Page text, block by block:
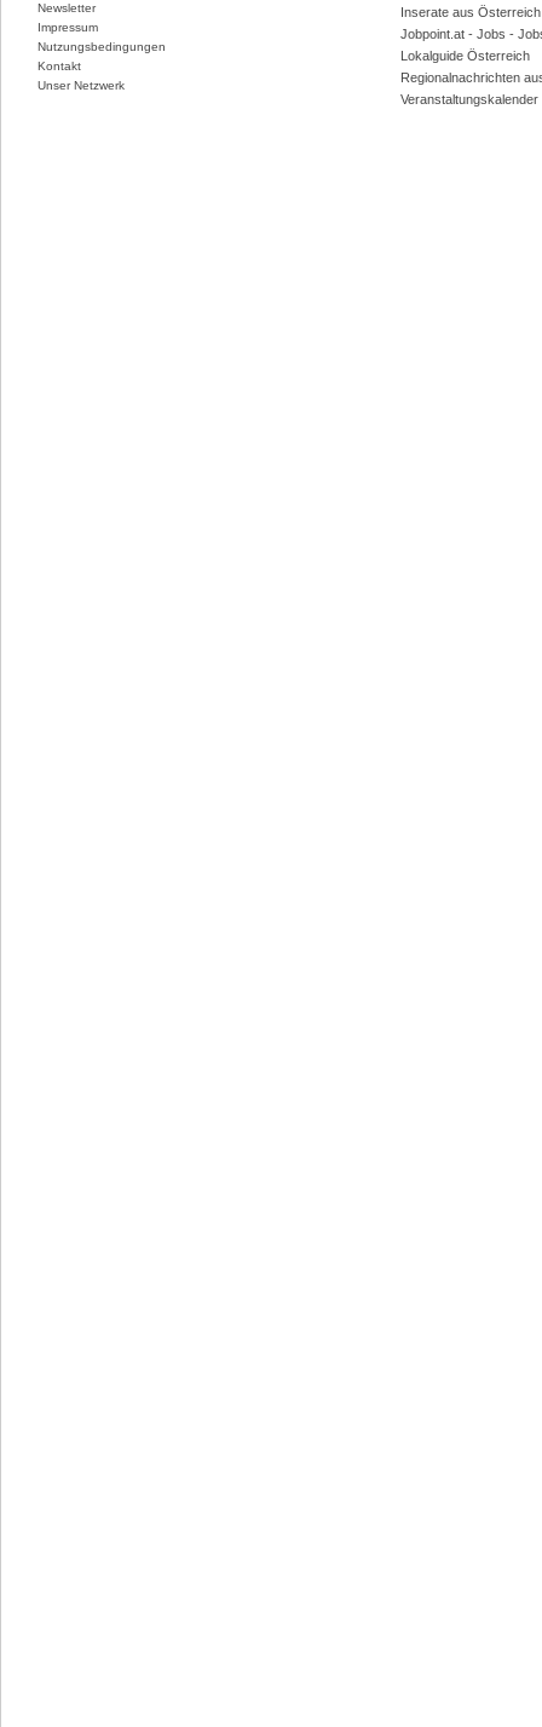
Newsletter
Impressum
Nutzungsbedingungen
Kontakt
Unser Netzwerk
Inserate aus
Jobpoint.at - Jobs -
Lokalguide Österreich
Regionalnachrichten